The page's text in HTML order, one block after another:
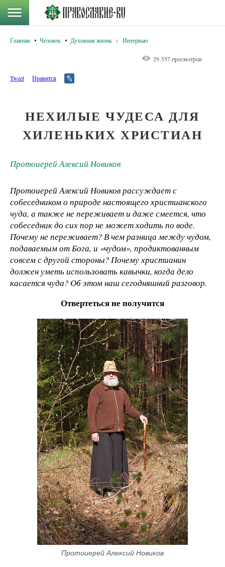
Главная Человек Духовная жизнь : Интервью
29 557 просмотров
Tweet Нравится
НЕХИЛЫЕ ЧУДЕСА ДЛЯ
ХИЛЕНЬКИХ ХРИСТИАН
Протоиерей Алексий Новиков
Протоиерей Алексий Новиков рассуждает с
собеседником о природе настоящего христианского
чуда, а также не переживает и даже смеется, что
собеседник до сих пор не может ходить по воде.
Почему не переживает? В чем разница между чудом,
подаваемым от Бога, и «чудом», продиктованным
совсем с другой стороны? Почему христианин
должен уметь использовать кавычки, когда дело
касается чуда? Об этом наш сегодняшний разговор.
Отвертеться не получится
Протоиерей Алексий Новиков